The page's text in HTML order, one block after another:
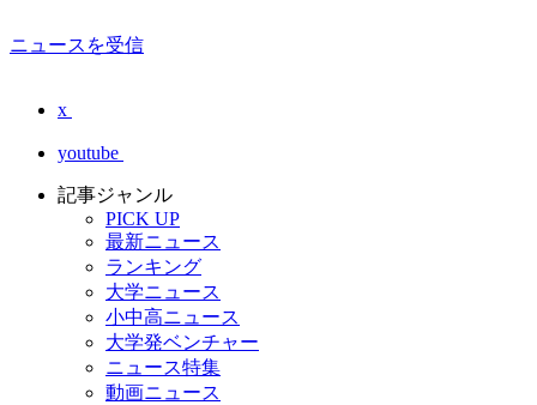
ニュースを受信
x
youtube
記事ジャンル
PICK UP
最新ニュース
ランキング
大学ニュース
小中高ニュース
大学発ベンチャー
ニュース特集
動画ニュース